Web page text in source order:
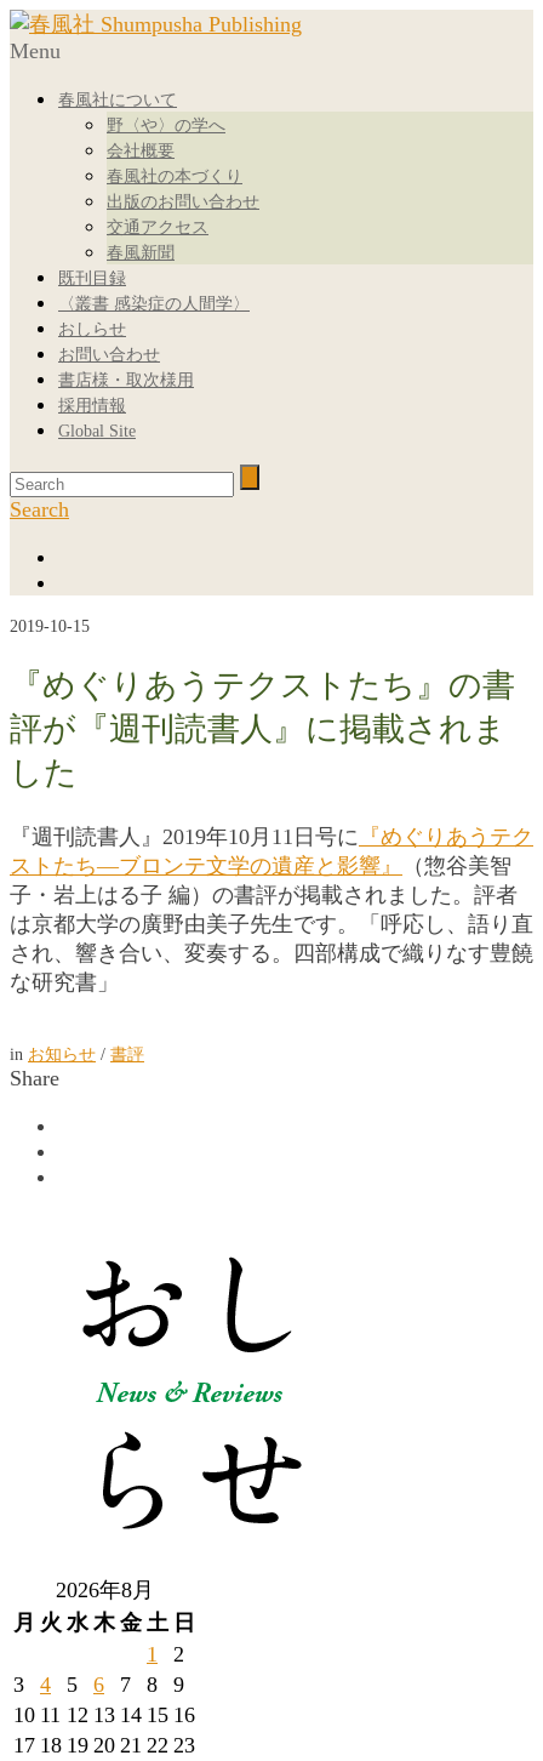
Menu
春風社について
野〈や〉の学へ
会社概要
春風社の本づくり
出版のお問い合わせ
交通アクセス
春風新聞
既刊目録
〈叢書 感染症の人間学〉
おしらせ
お問い合わせ
書店様・取次様用
採用情報
Global Site
Search
2019-10-15
『めぐりあうテクストたち』の書
評が『週刊読書人』に掲載されま
した
『週刊読書人』2019年10月11日号に 『めぐりあうテク
ストたち―ブロンテ文学の遺産と影響』
（惣谷美智
子・岩上はる子 編）の書評が掲載されました。評者
は京都大学の廣野由美子先生です。「呼応し、語り直
され、響き合い、変奏する。四部構成で織りなす豊饒
な研究書」
in お知らせ / 書評
Share
2026年8月
月 火 水 木 金 土 日
1
2
3
4 5 6 7 8
9
10 11 12 13 14 15 16
17 18 19 20 21 22 23